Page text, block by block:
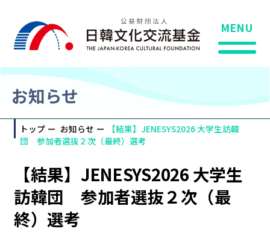
MENU
お知らせ
トップ お知らせ
【結果】JENESYS2026 大学生訪韓
団 参加者選抜２次（最終）選考
【結果】JENESYS2026 大学生
訪韓団 参加者選抜２次（最
終）選考